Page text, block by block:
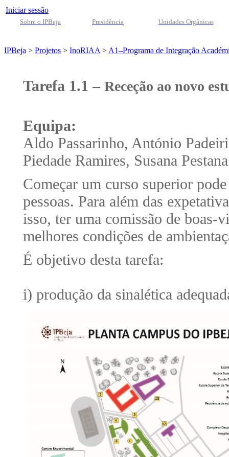
Iniciar sessão
Sobre o IPBeja Presidência Unidades Orgânicas
IPBeja > Projetos > InoRIAA > A1–Programa de Integração
Tarefa 1.1 – Receção ao novo
Equipa:
Aldo Passarinho, António
Piedade Ramires, Susana
Começar um curso superior
pessoas. Para além das
isso, ter uma comissão de boas-
melhores condições de
É objetivo desta tarefa:
i) produção da sinalética